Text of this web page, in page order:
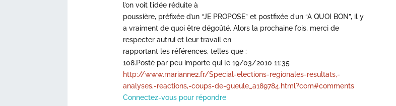
l’on voit l’idée réduite à
poussière, préfixée d’un “JE PROPOSE” et postfixée d’un “A QUOI BON”, il y
a vraiment de quoi être dégoûté. Alors la prochaine fois, merci de
respecter autrui et leur travail en
rapportant les références, telles que :
108.Posté par peu importe qui le 19/03/2010 11:35
http://www.marianne2.fr/Special-elections-regionales-resultats,-
analyses,-reactions,-coups-de-gueule_a189784.html?com#comments
Connectez-vous pour répondre